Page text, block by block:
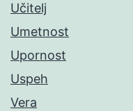
Učitelj
Umetnost
Upornost
Uspeh
Vera